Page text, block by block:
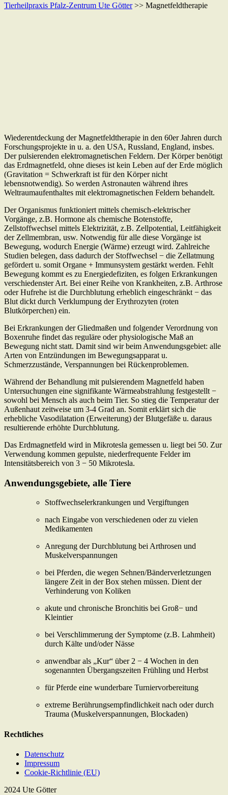
Tierheilpraxis Pfalz-Zentrum Ute Götter>> Magnetfeldtherapie
Wiederentdeckung der Magnetfeldtherapie in den 60er Jahren durch
Forschungsprojekte in u. a. den USA, Russland, England, insbes.
Der pulsierenden elektromagnetischen Feldern. Der Körper benötigt
das Erdmagnetfeld, ohne dieses ist kein Leben auf der Erde möglich
(Gravitation = Schwerkraft ist für den Körper nicht
lebensnotwendig). So werden Astronauten während ihres
Weltraumaufenthaltes mit elektromagnetischen Feldern behandelt.
Der Organismus funktioniert mittels chemisch-elektrischer
Vorgänge, z.B. Hormone als chemische Botenstoffe,
Zellstoffwechsel mittels Elektrizität, z.B. Zellpotential, Leitfähigkeit
der Zellmembran, usw. Notwendig für alle diese Vorgänge ist
Bewegung, wodurch Energie (Wärme) erzeugt wird. Zahlreiche
Studien belegen, dass dadurch der Stoffwechsel − die Zellatmung
gefördert u. somit Organe + Immunsystem gestärkt werden. Fehlt
Bewegung kommt es zu Energiedefiziten, es folgen Erkrankungen
verschiedenster Art. Bei einer Reihe von Krankheiten, z.B. Arthrose
oder Hufrehe ist die Durchblutung erheblich eingeschränkt − das
Blut dickt durch Verklumpung der Erythrozyten (roten
Blutkörperchen) ein.
Bei Erkrankungen der Gliedmaßen und folgender Verordnung von
Boxenruhe findet das reguläre oder physiologische Maß an
Bewegung nicht statt. Damit sind wir beim Anwendungsgebiet: alle
Arten von Entzündungen im Bewegungsapparat u.
Schmerzzustände, Verspannungen bei Rückenproblemen.
Während der Behandlung mit pulsierendem Magnetfeld haben
Untersuchungen eine signifikante Wärmeabstrahlung festgestellt −
sowohl bei Mensch als auch beim Tier. So stieg die Temperatur der
Außenhaut zeitweise um 3-4 Grad an. Somit erklärt sich die
erhebliche Vasodilatation (Erweiterung) der Blutgefäße u. daraus
resultierende erhöhte Durchblutung.
Das Erdmagnetfeld wird in Mikrotesla gemessen u. liegt bei 50. Zur
Verwendung kommen gepulste, niederfrequente Felder im
Intensitätsbereich von 3 − 50 Mikrotesla.
Anwendungsgebiete, alle Tiere
Stoffwechselerkrankungen und Vergiftungen
nach Eingabe von verschiedenen oder zu vielen
Medikamenten
Anregung der Durchblutung bei Arthrosen und
Muskelverspannungen
bei Pferden, die wegen Sehnen/Bänderverletzungen
längere Zeit in der Box stehen müssen. Dient der
Verhinderung von Koliken
akute und chronische Bronchitis bei Groß− und
Kleintier
bei Verschlimmerung der Symptome (z.B. Lahmheit)
durch Kälte und/oder Nässe
anwendbar als „Kur“ über 2 − 4 Wochen in den
sogenannten Übergangszeiten Frühling und Herbst
für Pferde eine wunderbare Turniervorbereitung
extreme Berührungsempfindlichkeit nach oder durch
Trauma (Muskelverspannungen, Blockaden)
Rechtliches
Datenschutz
Impressum
Cookie-Richtlinie (EU)
2024 Ute Götter